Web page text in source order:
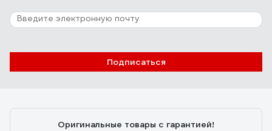
6 отзывов
Отзыв о резьбовой шпильке Insparion DIN
Сергей М. 16.12.2024
Подписаться
Оригинальные товары с гарантией!